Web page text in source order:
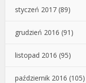
styczeń 2017 (89)
grudzień 2016 (91)
listopad 2016 (95)
październik 2016 (105)